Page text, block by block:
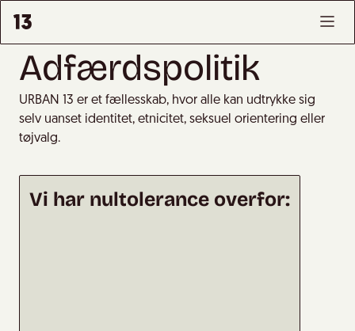
Adfærdspolitik
URBAN 13 er et fællesskab, hvor alle kan udtrykke sig
selv uanset identitet, etnicitet, seksuel orientering eller
tøjvalg.
Vi har nultolerance overfor: